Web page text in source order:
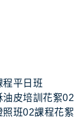
程平日班
皮培訓花絮02
班02課程花絮